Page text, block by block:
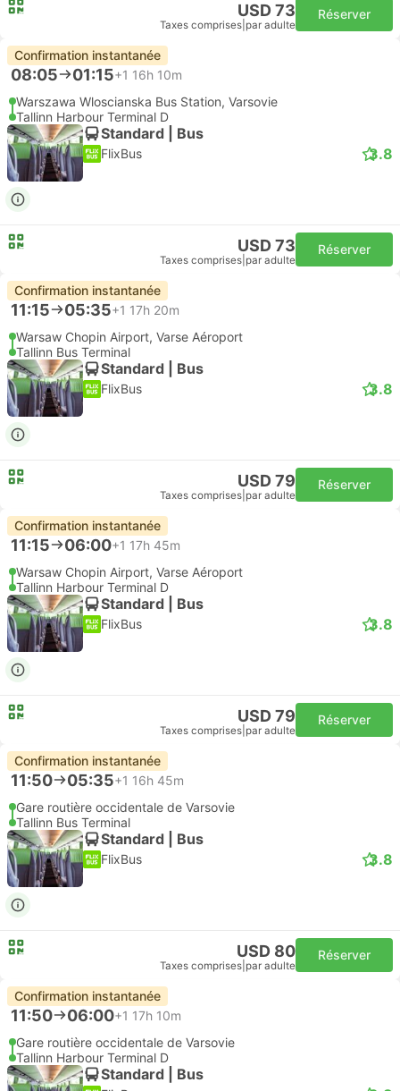
USD 73
Taxes comprises par adulte
Réserver
Confirmation instantanée
08:05 01:15+1 16h 10m
Warszawa Wloscianska Bus Station, Varsovie
Tallinn Harbour Terminal D
Standard | Bus
FlixBus 3.8
USD 73
Taxes comprises par adulte
Réserver
Confirmation instantanée
11:15 05:35+1 17h 20m
Warsaw Chopin Airport, Varse Aéroport
Tallinn Bus Terminal
Standard | Bus
FlixBus 3.8
USD 79
Taxes comprises par adulte
Réserver
Confirmation instantanée
11:15 06:00+1 17h 45m
Warsaw Chopin Airport, Varse Aéroport
Tallinn Harbour Terminal D
Standard | Bus
FlixBus 3.8
USD 79
Taxes comprises par adulte
Réserver
Confirmation instantanée
11:50 05:35+1 16h 45m
Gare routière occidentale de Varsovie
Tallinn Bus Terminal
Standard | Bus
FlixBus 3.8
USD 80
Taxes comprises par adulte
Réserver
Confirmation instantanée
11:50 06:00+1 17h 10m
Gare routière occidentale de Varsovie
Tallinn Harbour Terminal D
Standard | Bus